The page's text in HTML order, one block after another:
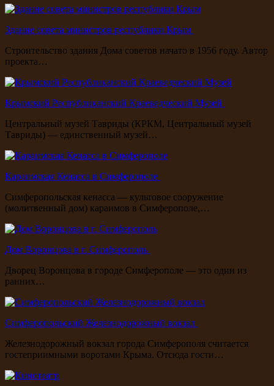
Здание совета министров республики Крым
Строительство здания Дома советов начато в 1956 году. Автор
проекта…
Крымский Республиканский Краеведческий Музей
Центральный музей Тавриды (КРКМ, Центральный музей
Тавриды) — единственный музей…
Караимская Кенасса в Симферополе
Симферопольская кенасса — культовое сооружение
(молитвенный дом) караимов в Симферополе,…
Дом Воронцова в г. Симферополь
Дворец Воронцова в городе Симферополе — это один из
ранних…
Симферопольский Железнодорожный вокзал
Железнодорожный вокзал города Симферополя считается
гостеприимными воротами Крыма. Отсюда гости…